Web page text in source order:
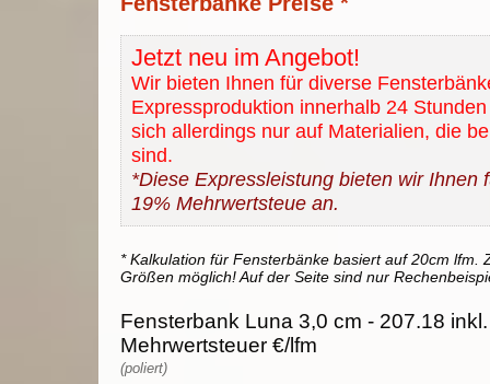
Jetzt neu im Angebot!
Wir bieten Ihnen für diverse
Expressproduktion innerhalb 24
sich allerdings nur auf Materialien, die
sind.
*Diese Expressleistung bieten wir Ihnen
19% Mehrwertsteue an.
* Kalkulation für Fensterbänke basiert auf 20cm lfm.
Größen möglich! Auf der Seite sind nur
Fensterbank Luna 3,0 cm - 207.18
Mehrwertsteuer €/lfm
(poliert)